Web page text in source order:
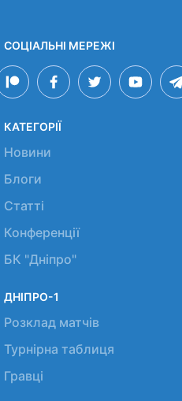
СОЦІАЛЬНІ МЕРЕЖІ
КАТЕГОРІЇ
Новини
Блоги
Статті
Конференції
БК "Дніпро"
ДНІПРО-1
Розклад матчів
Турнірна таблиця
Гравці